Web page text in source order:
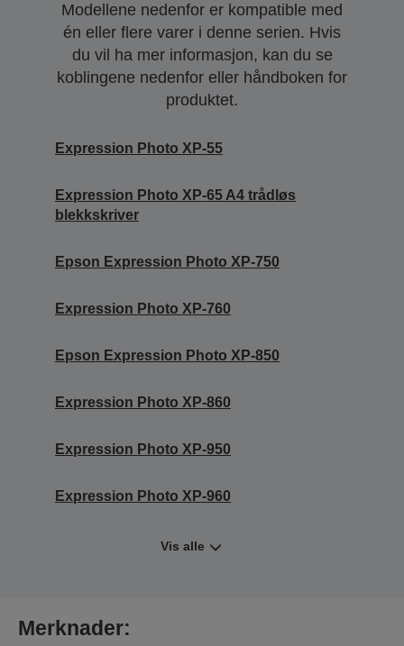
Modellene nedenfor er kompatible med
én eller flere varer i denne serien. Hvis
du vil ha mer informasjon, kan du se
koblingene nedenfor eller håndboken for
produktet.
Expression Photo XP-55
Expression Photo XP-65 A4 trådløs
blekkskriver
Epson Expression Photo XP-750
Expression Photo XP-760
Epson Expression Photo XP-850
Expression Photo XP-860
Expression Photo XP-950
Expression Photo XP-960
Vis alle
Merknader: